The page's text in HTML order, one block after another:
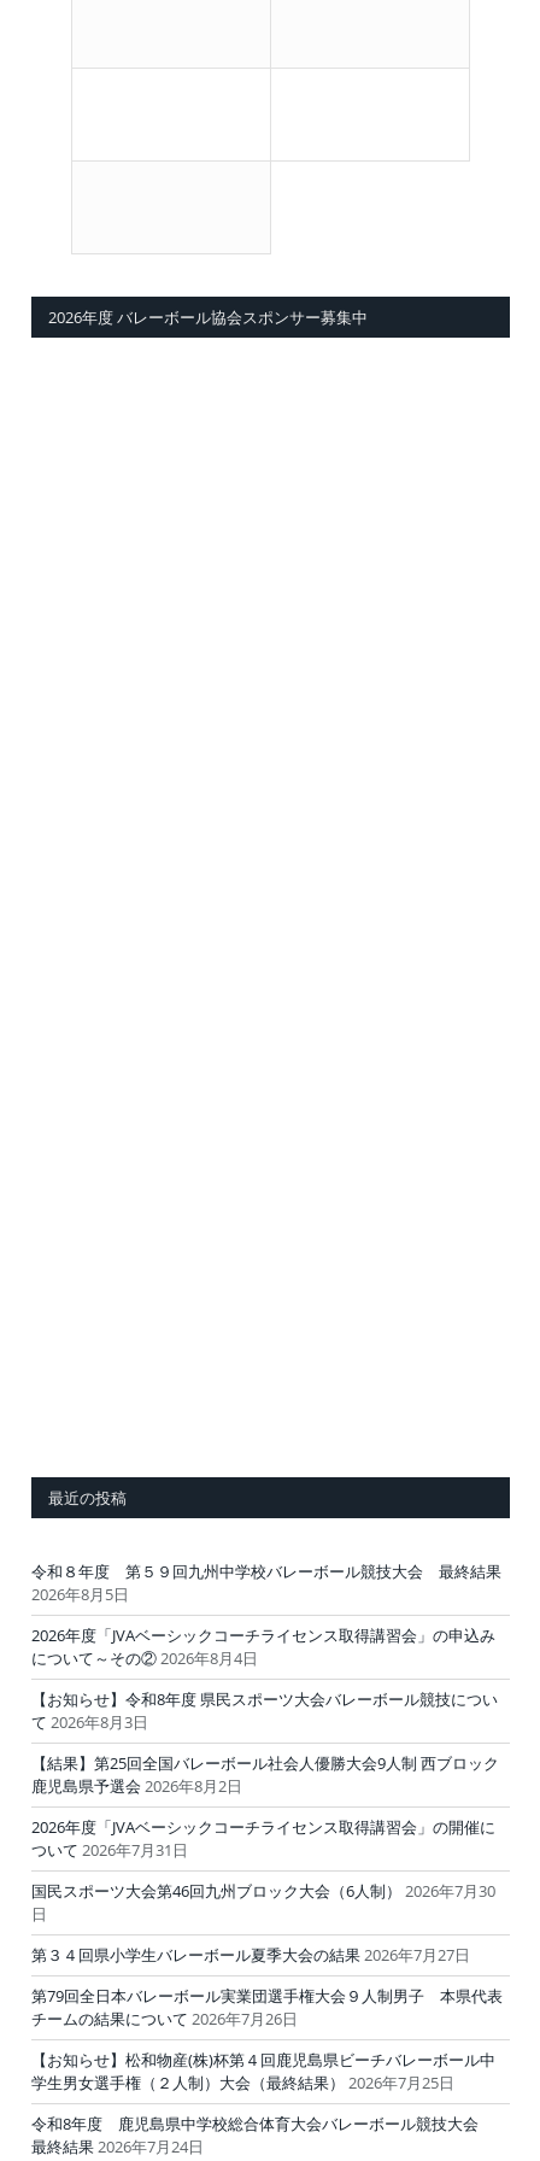
2026年度 バレーボール協会スポンサー募集中
最近の投稿
令和８年度 第５９回九州中学校バレーボール競技大会 最終結果
2026年8月5日
2026年度「JVAベーシックコーチライセンス取得講習会」の申込み
について～その②2026年8月4日
【お知らせ】令和8年度 県民スポーツ大会バレーボール競技につい
て 2026年8月3日
【結果】第25回全国バレーボール社会人優勝大会9人制 西ブロック
鹿児島県予選会 2026年8月2日
2026年度「JVAベーシックコーチライセンス取得講習会」の開催に
ついて 2026年7月31日
国民スポーツ大会第46回九州ブロック大会（6人制）
2026年7月30
日
第３４回県小学生バレーボール夏季大会の結果2026年7月27日
第79回全日本バレーボール実業団選手権大会９人制男子 本県代表
チームの結果について 2026年7月26日
【お知らせ】松和物産(株)杯第４回鹿児島県ビーチバレーボール中
学生男女選手権（２人制）大会（最終結果）
2026年7月25日
令和8年度 鹿児島県中学校総合体育大会バレーボール競技大会
最終結果2026年7月24日